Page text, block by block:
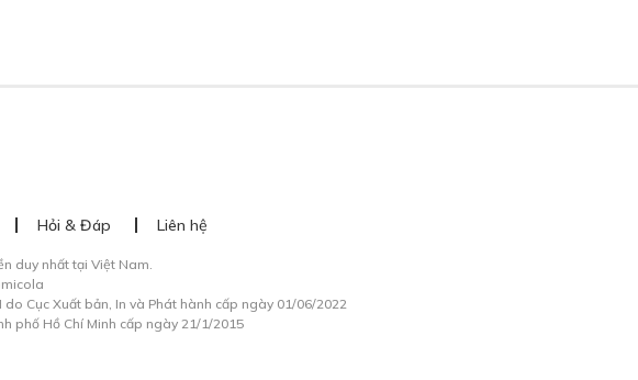
Hỏi & Đáp Liên hệ
duy nhất tại Việt Nam.
Cục Xuất bản, In và Phát hành cấp ngày 01/06/2022
phố Hồ Chí Minh cấp ngày 21/1/2015